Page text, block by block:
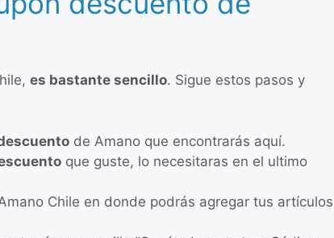
es bastante sencillo. Sigue estos pasos y
de Amano que encontrarás aquí.
que guste, lo necesitaras en el ultimo
Chile en donde podrás agregar tus artículos